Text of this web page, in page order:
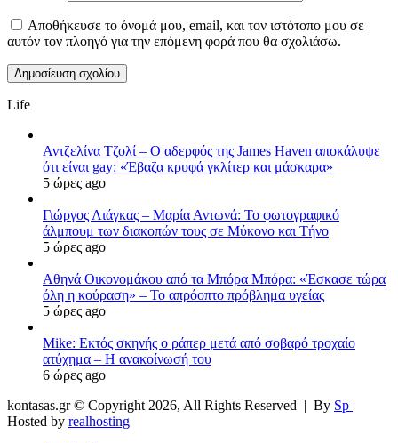
Αποθήκευσε το όνομά μου, email, και τον ιστότοπο μου σε
αυτόν τον πλοηγό για την επόμενη φορά που θα σχολιάσω.
Life
Αντζελίνα Τζολί – Ο αδερφός της James Haven αποκάλυψε
ότι είναι gay: «Έβαζα κρυφά γκλίτερ και μάσκαρα»
5 ώρες ago
Γιώργος Λιάγκας – Μαρία Αντωνά: Το φωτογραφικό
άλμπουμ των διακοπών τους σε Μύκονο και Τήνο
5 ώρες ago
Αθηνά Οικονομάκου από τα Μπόρα Μπόρα: «Έσκασε τώρα
όλη η κούραση» – Το απρόοπτο πρόβλημα υγείας
5 ώρες ago
Mike: Εκτός σκηνής ο ράπερ μετά από σοβαρό τροχαίο
ατύχημα – Η ανακοίνωσή του
6 ώρες ago
kontasas.gr © Copyright 2026, All Rights Reserved | By Sp |
Hosted by realhosting